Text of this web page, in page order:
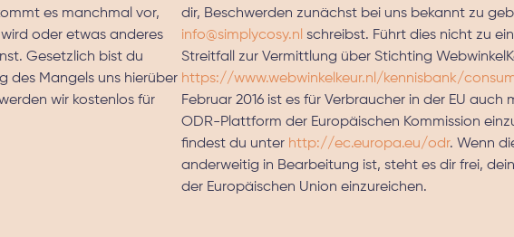
es manchmal vor,
oder etwas anderes
Gesetzlich bist du
des Mangels uns hierüber
wir kostenlos für
dir, Beschwerden zunächst bei uns bekannt zu
info@simplycosy.nl schreibst. Führt dies nicht zu
Streitfall zur Vermittlung über Stichting
https://www.webwinkelkeur.nl/kennisbank/
Februar 2016 ist es für Verbraucher in der EU
ODR-Plattform der Europäischen Kommission
findest du unter http://ec.europa.eu/odr. Wenn
anderweitig in Bearbeitung ist, steht es dir frei,
der Europäischen Union einzureichen.